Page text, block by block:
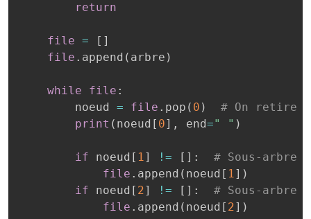
return
file = [ ]
file . append ( arbre )
while file :
        noeud
= file . pop ( 0 )
# On retire
print ( noeud [ 0] , end=" " )
if noeud [ 1] != [ ] :
# Sous-arbre
file . append ( noeud [ 1] )
if noeud [ 2] != [ ] :
# Sous-arbre
file . append ( noeud [ 2] )